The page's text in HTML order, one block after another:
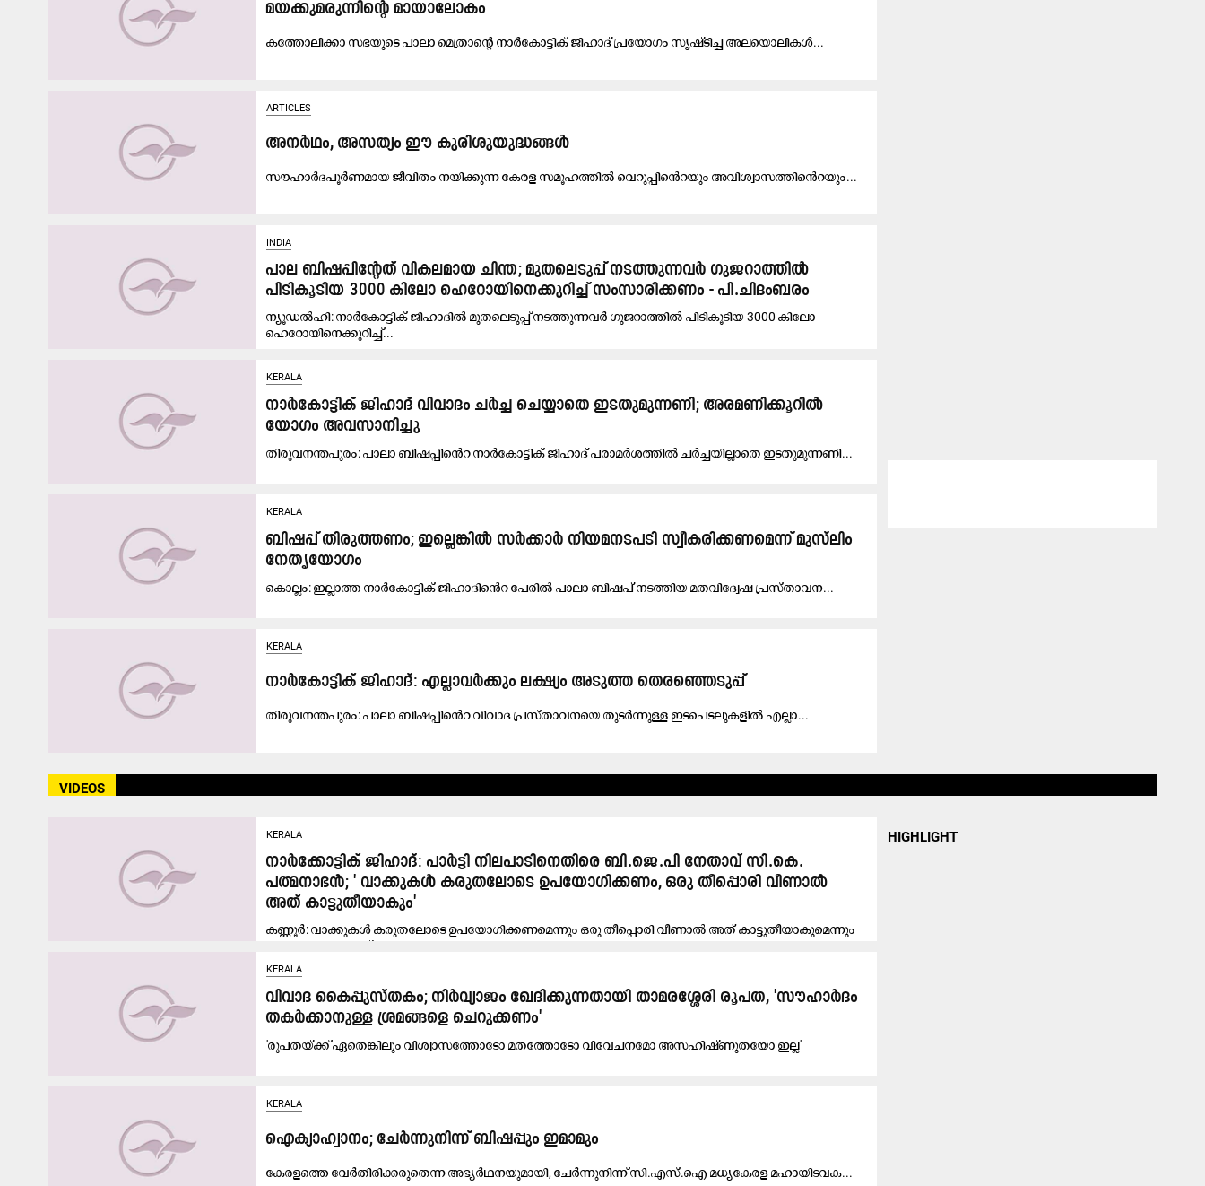
മ​യ​ക്കുമ​രു​ന്നി​​ന്‍റെ മാ​യാ​ലോ​കം
ക​ത്തോ​ലി​ക്കാ സ​ഭ​യു​ടെ പാ​ലാ മെ​ത്രാ​​ന്‍റെ നാ​ർ​കോ​ട്ടി​ക്​ ജി​ഹാ​ദ്​ പ്ര​യോ​ഗം സൃ​ഷ്​​ടി​ച്ച അ​ല​യൊ​ലി​ക​ൾ...
ARTICLES
അനർഥം, അസത്യം ഈ കുരിശുയുദ്ധങ്ങൾ
സൗ​ഹാ​ർ​ദ​പൂ​ർ​ണ​മാ​യ ജീ​വി​തം ന​യി​ക്കു​ന്ന കേ​ര​ള സ​മൂ​ഹ​ത്തി​ൽ വെ​റു​പ്പി​‍െൻറ​യും അ​വി​ശ്വാ​സ​ത്തി​‍െൻറ​യും...
INDIA
പാല ബിഷപ്പി​േന്‍റത്​ വികലമായ ചിന്ത; മുതലെടുപ്പ്​ നടത്തുന്നവർ ഗുജറാത്തി​ൽ
പിടികൂടിയ 3000 കിലോ ഹെറോയിനെക്കുറിച്ച്​ സംസാരിക്കണം - പി.ചിദംബരം
ന്യൂഡൽഹി: നാർകോട്ടിക്​ ജിഹാദിൽ മുതലെടുപ്പ്​ നടത്തുന്നവർ ഗുജറാത്തിൽ പിടികൂടിയ 3000 കിലോ
ഹെറോയിനെക്കുറിച്ച്​...
KERALA
നാർ​കോട്ടിക്​ ജിഹാദ്​ വിവാദം ചർച്ച ചെയ്യാതെ ഇടതുമുന്നണി; അരമണിക്കൂറിൽ
യോഗം അവസാനിച്ചു
തി​രു​വ​ന​ന്ത​പു​രം: പാ​ലാ ബി​ഷ​പ്പി​െൻറ നാ​ർ​കോ​ട്ടി​ക് ജി​ഹാ​ദ്​ പ​രാ​മ​ർ​ശ​ത്തി​ൽ ച​ർ​ച്ച​യി​ല്ലാ​തെ ഇ​ട​തു​മു​ന്ന​ണി...
KERALA
ബിഷപ്പ്​ തിരുത്തണം; ഇല്ലെങ്കിൽ സർക്കാർ നിയമനടപടി സ്വീകരിക്കണമെന്ന്​ മുസ്​ലിം
നേതൃയോഗം
കൊ​ല്ലം: ഇ​ല്ലാ​ത്ത നാ​ർ​കോ​ട്ടി​ക്​ ജി​ഹാ​ദി​െൻറ പേ​രി​ൽ പാ​ലാ ബി​ഷ​പ്​​ ന​ട​ത്തി​യ മ​ത​വി​ദ്വേ​ഷ പ്ര​സ്​​താ​വ​ന...
KERALA
നാർകോട്ടിക്​ ജിഹാദ്​: എല്ലാവർക്കും ലക്ഷ്യം അടുത്ത തെരഞ്ഞെടുപ്പ്​
തി​രു​വ​ന​ന്ത​പു​രം: പാ​ലാ ബി​ഷ​പ്പി​െൻറ വി​വാ​ദ പ്ര​സ്​​താ​വ​ന​യെ തു​ട​ർ​ന്നു​ള്ള ഇ​ട​പെ​ട​ലു​ക​ളി​ൽ എ​ല്ലാ...
VIDEOS
KERALA
നാർക്കോട്ടിക്​ ജിഹാദ്​: പാർട്ടി നിലപാടിനെതിരെ ബി.ജെ.പി നേതാവ്​ സി.കെ.
പത്മനാഭൻ; ' വാക്കുകൾ കരുതലോടെ ഉപയോഗിക്കണം, ഒരു തീപ്പൊരി വീണാൽ
അത്​ കാട്ടുതീയാകും'
കണ്ണൂർ: വാക്കുകൾ കരുതലോടെ ഉപയോഗിക്കണമെന്നും ഒരു തീപ്പൊരി വീണാൽ അത്​ കാട്ടുതീയാകുമെന്നും
ബി.ജെ.പി നേതാവ്​ സി.കെ....
KERALA
വിവാദ കൈപ്പുസ്തകം; നിർവ്യാജം ഖേദിക്കുന്നതായി താമരശ്ശേരി രൂപത, 'സൗഹാർദം
തകർക്കാനുള്ള ശ്രമങ്ങളെ ചെറുക്കണം'
'രൂപതയ്ക്ക് ഏതെങ്കിലും വിശ്വാസത്തോടോ മതത്തോടോ വിവേചനമോ അസഹിഷ്ണുതയോ ഇല്ല'
KERALA
ഐക്യാഹ്വാനം; ചേർന്നുനിന്ന്​ ബിഷപ്പും ഇമാമും
കേ​ര​ള​ത്തെ വേ​ർ​തി​രി​ക്ക​രു​െ​ത​ന്ന അ​ഭ്യ​ർ​ഥ​ന​യു​മാ​യി, ചേ​ർ​ന്നു​നി​ന്ന്​ സി.​എ​സ്.​ഐ മ​ധ്യ​കേ​ര​ള മ​ഹാ​യി​ട​വ​ക...
HIGHLIGHT